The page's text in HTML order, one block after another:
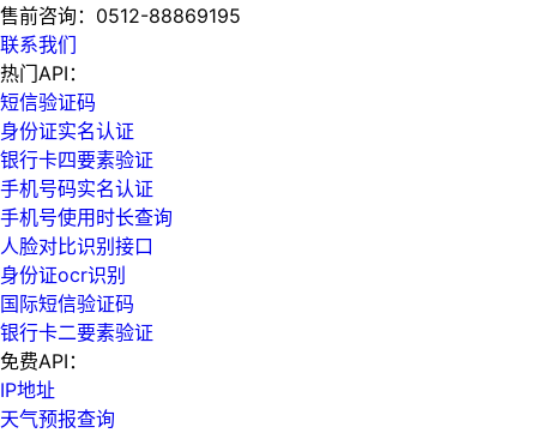
售前咨询： 0512-88869195
联系我们
热门API：
短信验证码
身份证实名认证
银行卡四要素验证
手机号码实名认证
手机号使用时长查询
人脸对比识别接口
身份证ocr识别
国际短信验证码
银行卡二要素验证
免费API：
IP地址
天气预报查询